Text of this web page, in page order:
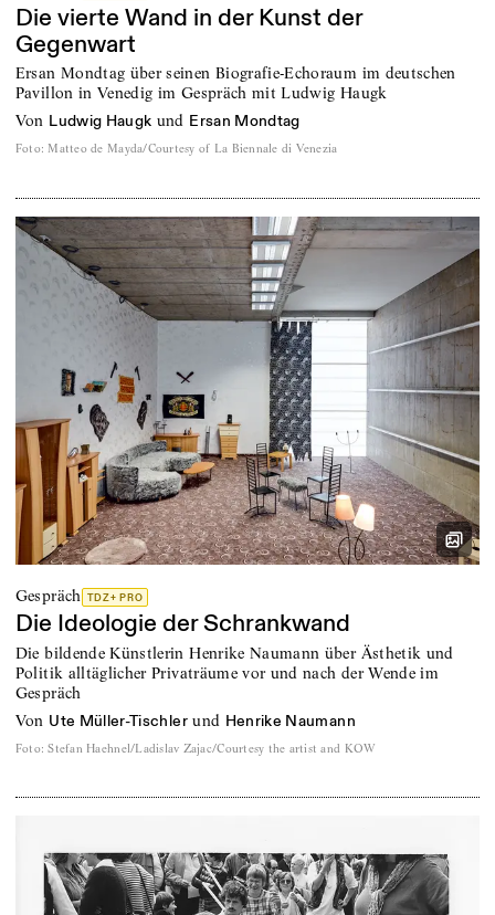
Die vierte Wand in der Kunst der
Gegenwart
Ersan Mondtag über seinen Biografie-Echoraum im deutschen
Pavillon in Venedig im Gespräch mit Ludwig Haugk
von Ludwig Haugk und Ersan Mondtag
Foto: Matteo de Mayda/Courtesy of La Biennale di Venezia
Gespräch TDZ+ PRO
Die Ideologie der Schrankwand
Die bildende Künstlerin Henrike Naumann über Ästhetik und
Politik alltäglicher Privaträume vor und nach der Wende im
Gespräch
von Ute Müller-Tischler und Henrike Naumann
Foto: Stefan Haehnel/Ladislav Zajac/Courtesy the artist and KOW